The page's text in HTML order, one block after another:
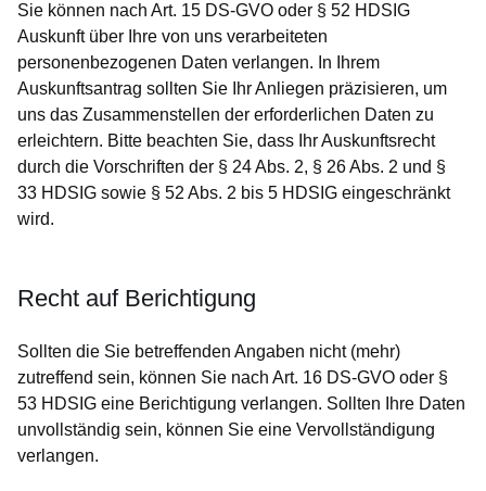
Sie können nach Art. 15 DS-GVO oder § 52 HDSIG
Auskunft über Ihre von uns verarbeiteten
personenbezogenen Daten verlangen. In Ihrem
Auskunftsantrag sollten Sie Ihr Anliegen präzisieren, um
uns das Zusammenstellen der erforderlichen Daten zu
erleichtern. Bitte beachten Sie, dass Ihr Auskunftsrecht
durch die Vorschriften der § 24 Abs. 2, § 26 Abs. 2 und §
33 HDSIG sowie § 52 Abs. 2 bis 5 HDSIG eingeschränkt
wird.
Recht auf Berichtigung
Sollten die Sie betreffenden Angaben nicht (mehr)
zutreffend sein, können Sie nach Art. 16 DS-GVO oder §
53 HDSIG eine Berichtigung verlangen. Sollten Ihre Daten
unvollständig sein, können Sie eine Vervollständigung
verlangen.